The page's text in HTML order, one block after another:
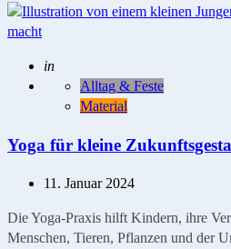
Geschrieben
in
Alltag & Feste
Material
Yoga für kleine
11. Januar 2024
Die Yoga-Praxis hilft Kindern, ihre
Menschen, Tieren, Pflanzen und der